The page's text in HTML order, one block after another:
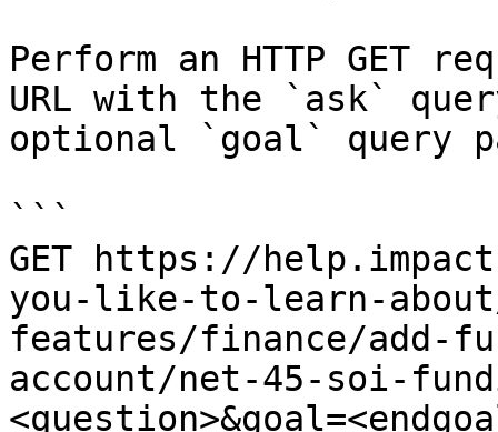
Perform an HTTP GET
URL with the `ask`
optional `goal` query
```
GET https://
you-like-to-learn-
features/finance/add-
account/net-45-soi-